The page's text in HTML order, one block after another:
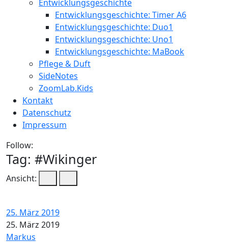
Entwicklungsgeschichte
Entwicklungsgeschichte: Timer A6
Entwicklungsgeschichte: Duo1
Entwicklungsgeschichte: Uno1
Entwicklungsgeschichte: MaBook
Pflege & Duft
SideNotes
ZoomLab.Kids
Kontakt
Datenschutz
Impressum
Follow:
Tag: #Wikinger
Ansicht:
25. März 2019
25. März 2019
Markus